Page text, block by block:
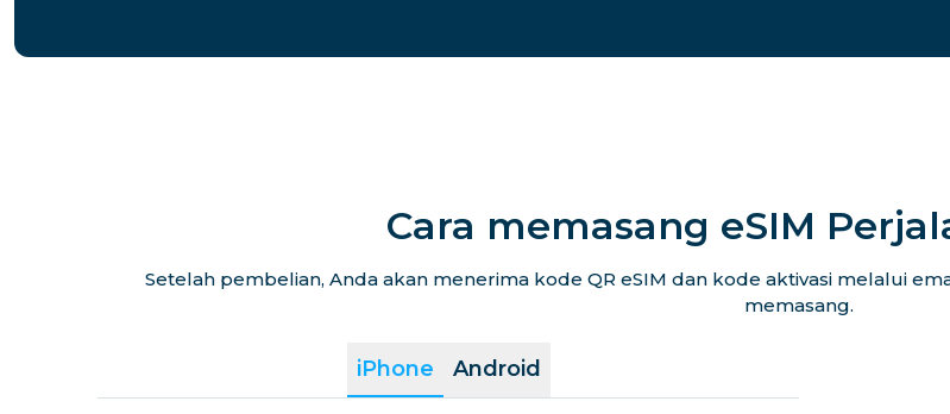
Cara memasang eSIM
Setelah pembelian, Anda akan menerima kode QR eSIM dan kode aktivasi melalui
memasang.
iPhone Android